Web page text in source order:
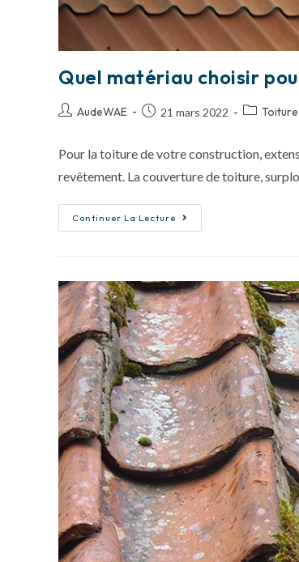
Quel matériau choisir
AudeWAE 21 mars 2022 Toiture
Pour la toiture de votre construction,
revêtement. La couverture de toiture,
Continuer La Lecture